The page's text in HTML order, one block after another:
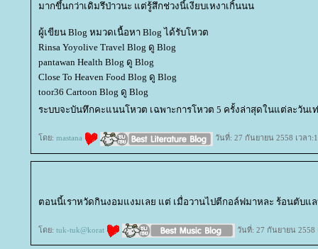
มากขึ้นกว่าเดิมรึป่าวนะ แต่รู้สึกช่วงนี้เงียบเหงาเกิ้นนน
ผู้เขียน Blog หมวดเนื้อหา Blog ได้รับโหวต
Rinsa Yoyolive Travel Blog ดู Blog
pantawan Health Blog ดู Blog
Close To Heaven Food Blog ดู Blog
toor36 Cartoon Blog ดู Blog
ระบบจะบันทึกคะแนนโหวต เฉพาะการโหวต 5 ครั้งล่าสุดในแต่ละวันเ
ดย: mastana วันที่: 27 กันยายน 2558 เวลา
ตอนนี้เราหวัดกินงอมแงมเลย แต่ เมื่อวานไปตีกอล์ฟมาหละ ร้อนตับแล
ดย: tuk-tuk@korat วันที่: 27 กันยายน 2558